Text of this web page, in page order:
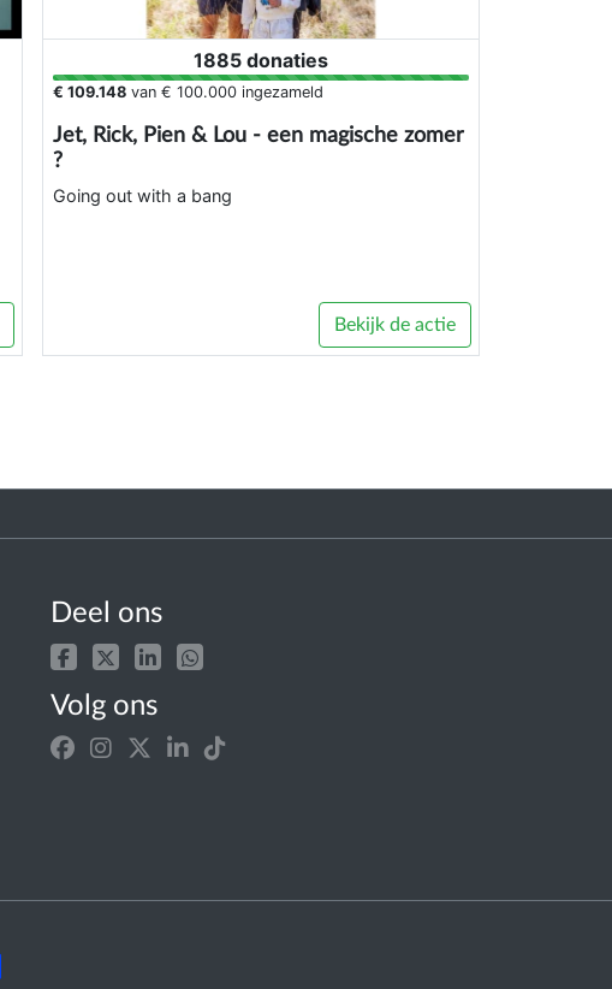
1885 donaties
€ 109.148 van € 100.000 ingezameld
Jet, Rick, Pien & Lou - een magische zomer
?
Going out with a bang
Bekijk de actie
Deel ons
Volg ons